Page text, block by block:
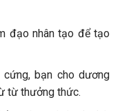
đạo nhân tạo để tạo
bạn cho dương
từ thưởng thức.